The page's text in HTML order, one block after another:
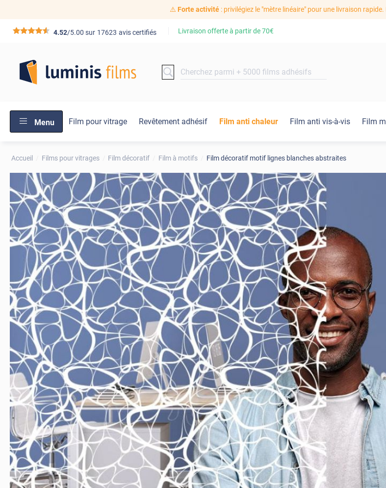
⚠️ Forte activité: privilégiez le "mètre linéaire" pour une livraison
*****4.52/5.00 sur 17623 avis certifiés Livraison offerte à partir de70€
Menu Film pour vitrage Revêtement adhésif Film anti chaleur Film anti vis-à-vis Film
Accueil Films pour vitrages Film décoratif Film à motifs Film décoratif motif lignes blanches abstraites